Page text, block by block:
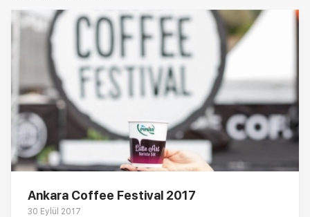
Ankara Coffee Festival 2017
30 Eylül 2017